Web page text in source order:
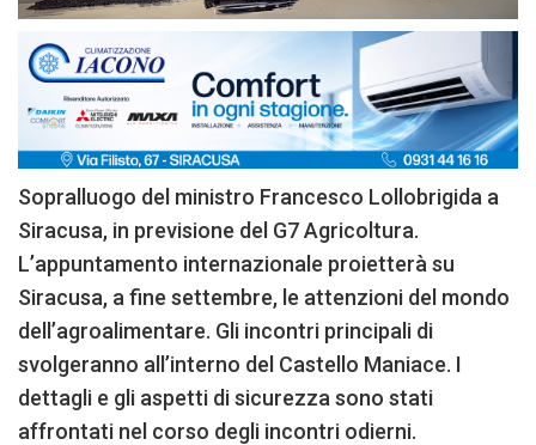
Sopralluogo del ministro Francesco Lollobrigida a
Siracusa, in previsione del G7 Agricoltura.
L’appuntamento internazionale proietterà su
Siracusa, a fine settembre, le attenzioni del mondo
dell’agroalimentare. Gli incontri principali di
svolgeranno all’interno del Castello Maniace. I
dettagli e gli aspetti di sicurezza sono stati
affrontati nel corso degli incontri odierni.